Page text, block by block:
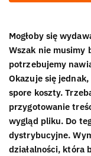
Mogłoby się
Wszak nie musimy
potrzebujemy
Okazuje się
spore koszty.
przygotowanie
wygląd pliku. Do
dystrybucyjne.
działalności, która